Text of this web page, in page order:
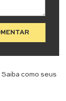
Saiba como seus